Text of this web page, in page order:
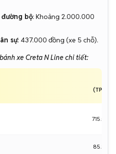
bộ: Khoảng 2.000.000
sự: 437.000 đồng (xe 5 chỗ).
xe Creta N Line chi tiết: